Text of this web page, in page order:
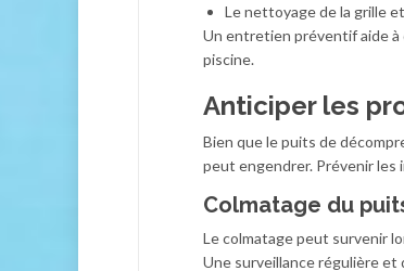
Le nettoyage de la grille
Un entretien préventif aide à
piscine.
Anticiper les
Bien que le puits de
peut engendrer. Prévenir
Colmatage du
Le colmatage peut survenir
Une surveillance régulière